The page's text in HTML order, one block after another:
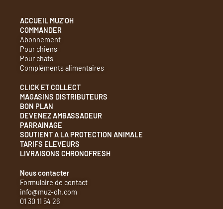
ACCUEIL MUZ’OH
COMMANDER
Abonnement
Pour chiens
Pour chats
Compléments alimentaires
CLICK ET COLLECT
MAGASINS DISTRIBUTEURS
BON PLAN
DEVENEZ AMBASSADEUR
PARRAINAGE
SOUTIENT A LA PROTECTION ANIMALE
TARIFS ELEVEURS​
LIVRAISONS CHRONOFRESH
Nous contacter
Formulaire de contact
info@muz-oh.com
01 30 11 54 26